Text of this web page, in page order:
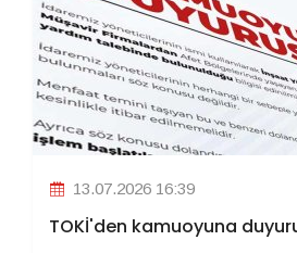
13.07.2026 16:39
TOKİ'den kamuoyuna